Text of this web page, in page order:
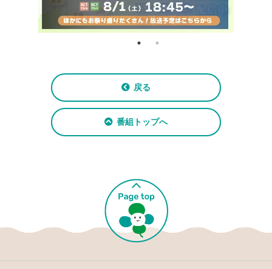
戻る
番組トップへ